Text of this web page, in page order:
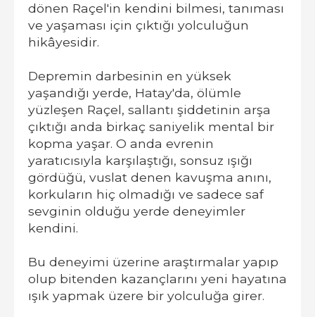
dönen Raçel'in kendini bilmesi, tanıması
ve yaşaması için çıktığı yolculuğun
hikâyesidir.
Depremin darbesinin en yüksek
yaşandığı yerde, Hatay'da, ölümle
yüzleşen Raçel, sallantı şiddetinin arşa
çıktığı anda birkaç saniyelik mental bir
kopma yaşar. O anda evrenin
yaratıcısıyla karşılaştığı, sonsuz ışığı
gördüğü, vuslat denen kavuşma anını,
korkuların hiç olmadığı ve sadece saf
sevginin olduğu yerde deneyimler
kendini.
Bu deneyimi üzerine araştırmalar yapıp
olup bitenden kazançlarını yeni hayatına
ışık yapmak üzere bir yolculuğa girer.